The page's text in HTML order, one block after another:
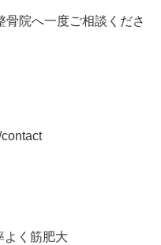
院へ一度ご相談くださ
よく筋肥大